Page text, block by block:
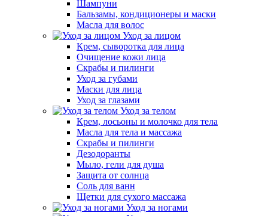
Шампуни
Бальзамы, кондиционеры и маски
Масла для волос
Уход за лицом
Крем, сыворотка для лица
Очищение кожи лица
Скрабы и пилинги
Уход за губами
Маски для лица
Уход за глазами
Уход за телом
Крем, лосьоны и молочко для тела
Масла для тела и массажа
Скрабы и пилинги
Дезодоранты
Мыло, гели для душа
Защита от солнца
Соль для ванн
Щетки для сухого массажа
Уход за ногами